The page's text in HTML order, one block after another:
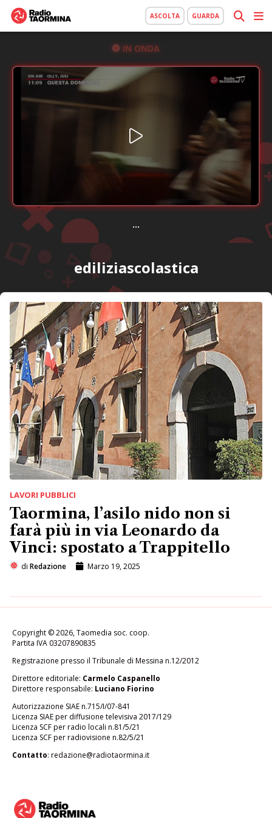
ASCOLTA GUARDA
IN ONDA
...
ediliziascolastica
LAVORI PUBBLICI
Taormina, l’asilo nido non si
farà più in via Leonardo da
Vinci: spostato a Trappitello
di Redazione Marzo 19, 2025
Copyright © 2026, Taomedia soc. coop.
Partita IVA 03207890835
Registrazione presso il Tribunale di Messina n.12/2012
Direttore editoriale: Carmelo Caspanello
Direttore responsabile: Luciano Fiorino
Autorizzazione SIAE n.715/I/07-841
Licenza SIAE per diffusione televisiva 2017/129
Licenza SCF per radio locali n.81/5/21
Licenza SCF per radiovisione n.82/5/21
Contatto: redazione@radiotaormina.it